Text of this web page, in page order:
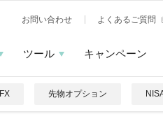
お問い合わせ よくあるご質問
ツール キャンペーン
FX 先物オプション